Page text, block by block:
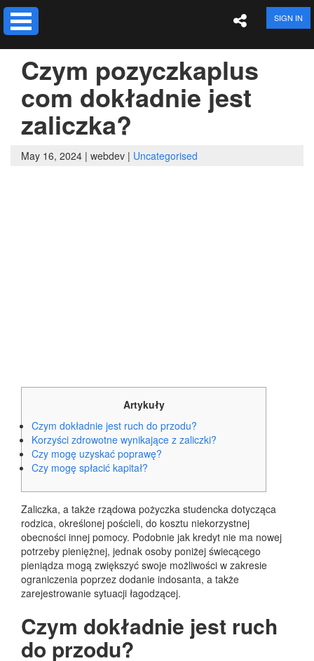
SIGN IN
Czym pozyczkaplus
com dokładnie jest
zaliczka?
May 16, 2024 | webdev | Uncategorised
Artykuły
Czym dokładnie jest ruch do przodu?
Korzyści zdrowotne wynikające z zaliczki?
Czy mogę uzyskać poprawę?
Czy mogę spłacić kapitał?
Zaliczka, a także rządowa pożyczka studencka dotycząca
rodzica, określonej pościeli, do kosztu niekorzystnej
obecności innej pomocy. Podobnie jak kredyt nie ma nowej
potrzeby pieniężnej, jednak osoby poniżej świecącego
pieniądza mogą zwiększyć swoje możliwości w zakresie
ograniczenia poprzez dodanie indosanta, a także
zarejestrowanie sytuacji łagodzącej.
Czym dokładnie jest ruch
do przodu?